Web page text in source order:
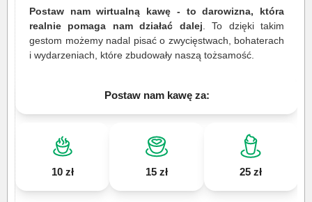
Postaw nam wirtualną kawę - to darowizna, która
realnie pomaga nam działać dalej . To dzięki takim
gestom możemy nadal pisać o zwycięstwach, bohaterach
i wydarzeniach, które zbudowały naszą tożsamość.
Postaw nam kawę za:
10 zł 15 zł 25 zł